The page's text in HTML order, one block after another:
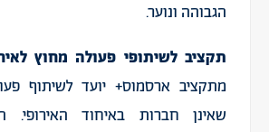
הגבוהה ונוער.
תקציב לשיתופי פעולה מחוץ
מתקציב ארסמוס+ יועד לשיתוף
שאינן חברות באיחוד האירופי.